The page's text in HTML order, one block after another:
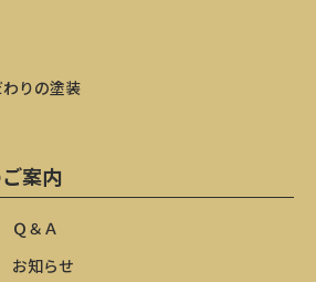
りの塗装
案内
Ｑ＆Ａ
お知らせ